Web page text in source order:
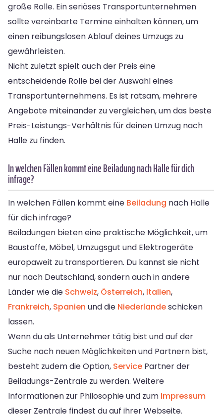
große Rolle. Ein seriöses Transportunternehmen
sollte vereinbarte Termine einhalten können, um
einen reibungslosen Ablauf deines Umzugs zu
gewährleisten.
Nicht zuletzt spielt auch der Preis eine
entscheidende Rolle bei der Auswahl eines
Transportunternehmens. Es ist ratsam, mehrere
Angebote miteinander zu vergleichen, um das beste
Preis-Leistungs-Verhältnis für deinen Umzug nach
Halle zu finden.
In welchen Fällen kommt eine Beiladung nach Halle für dich
infrage?
In welchen Fällen kommt eine Beiladung nach Halle
für dich infrage?
Beiladungen bieten eine praktische Möglichkeit, um
Baustoffe, Möbel, Umzugsgut und Elektrogeräte
europaweit zu transportieren. Du kannst sie nicht
nur nach Deutschland, sondern auch in andere
Länder wie die Schweiz, Österreich, Italien,
Frankreich, Spanien und die Niederlandeschicken
lassen.
Wenn du als Unternehmer tätig bist und auf der
Suche nach neuen Möglichkeiten und Partnern bist,
besteht zudem die Option, Service Partner der
Beiladungs-Zentrale zu werden. Weitere
Informationen zur Philosophie und zum Impressum
dieser Zentrale findest du auf ihrer Webseite.